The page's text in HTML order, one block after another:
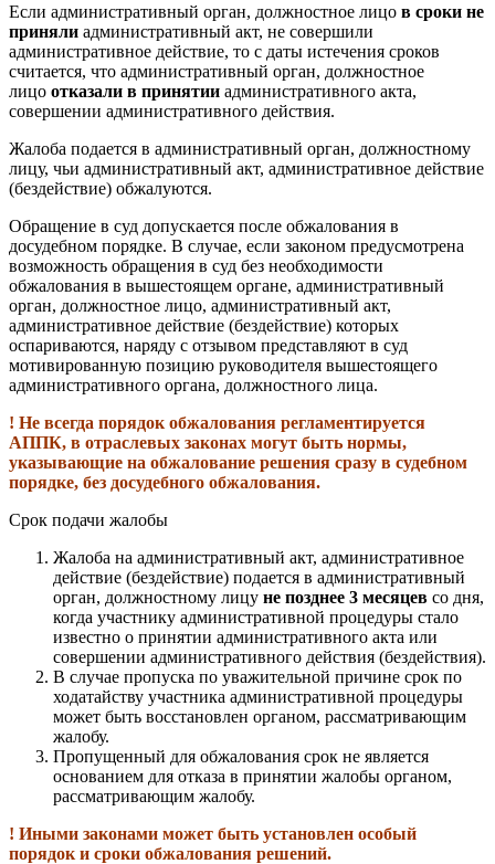
Если административный орган, должностное лицо в сроки не
приняли административный акт, не совершили
административное действие, то с даты истечения сроков
считается, что административный орган, должностное
лицо отказали в принятии административного акта,
совершении административного действия.
Жалоба подается в административный орган, должностному
лицу, чьи административный акт, административное действие
(бездействие) обжалуются.
Обращение в суд допускается после обжалования в
досудебном порядке. В случае, если законом предусмотрена
возможность обращения в суд без необходимости
обжалования в вышестоящем органе, административный
орган, должностное лицо, административный акт,
административное действие (бездействие) которых
оспариваются, наряду с отзывом представляют в суд
мотивированную позицию руководителя вышестоящего
административного органа, должностного лица.
! Не всегда порядок обжалования регламентируется
АППК, в отраслевых законах могут быть нормы,
указывающие на обжалование решения сразу в судебном
порядке, без досудебного обжалования.
Срок подачи жалобы
Жалоба на административный акт, административное
действие (бездействие) подается в административный
орган, должностному лицу не позднее 3 месяцев со дня,
когда участнику административной процедуры стало
известно о принятии административного акта или
совершении административного действия (бездействия).
В случае пропуска по уважительной причине срок по
ходатайству участника административной процедуры
может быть восстановлен органом, рассматривающим
жалобу.
Пропущенный для обжалования срок не является
основанием для отказа в принятии жалобы органом,
рассматривающим жалобу.
! Иными законами может быть установлен особый
порядок и сроки обжалования решений.